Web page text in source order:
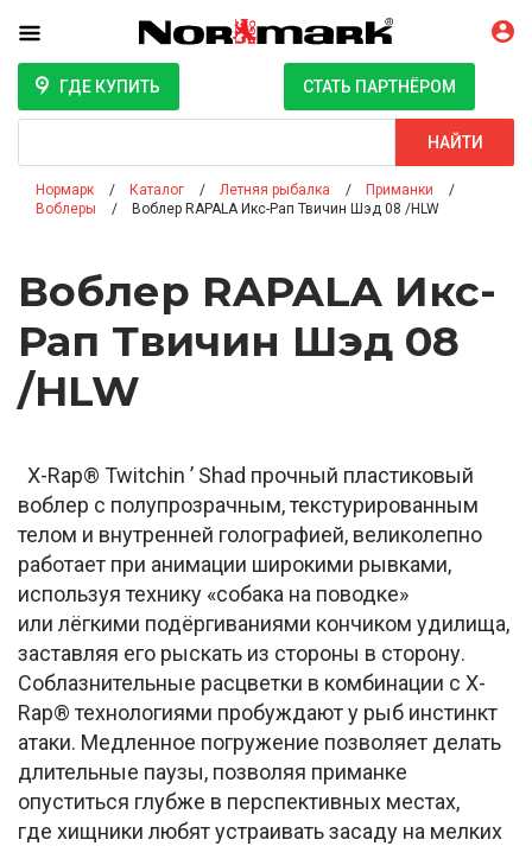
ГДЕ КУПИТЬ СТАТЬ ПАРТНЁРОМ
НАЙТИ
Нормарк Каталог Летняя рыбалка
Приманки
Воблеры
Воблер RAPALA Икс-Рап Твичин Шэд 08 /HLW
Воблер RAPALA Икс-
Рап Твичин Шэд 08
/HLW
X-Rap® Twitchin ’ Shad прочный пластиковый
воблер с полупрозрачным, текстурированным
телом и внутренней голографией, великолепно
работает при анимации широкими рывками,
используя технику «собака на поводке»
или лёгкими подёргиваниями кончиком удилища,
заставляя его рыскать из стороны в сторону.
Соблазнительные расцветки в комбинации с X-
Rap® технологиями пробуждают у рыб инстинкт
атаки. Медленное погружение позволяет делать
длительные паузы, позволяя приманке
опуститься глубже в перспективных местах,
где хищники любят устраивать засаду на мелких